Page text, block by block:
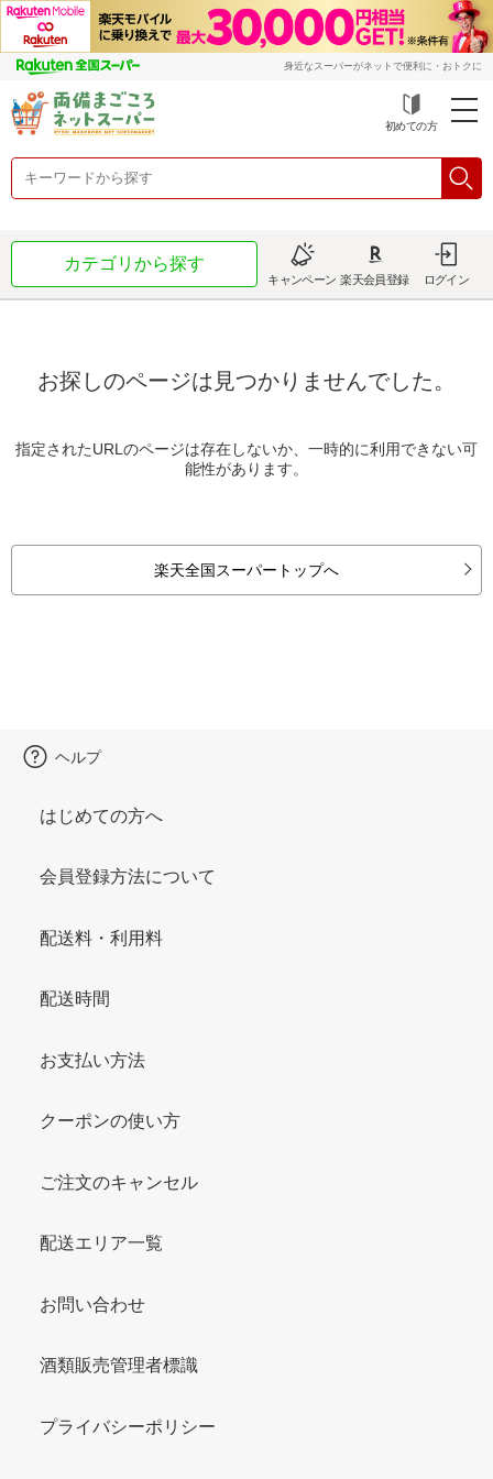
身近なスーパーがネットで便利に・おトクに
初めての方
カテゴリから探す
キャンペーン 楽天会員登録 ログイン
お探しのページは見つかりませんでした。
指定されたURLのページは存在しないか、一時的に利用できない可
能性があります。
楽天全国スーパートップへ
ヘルプ
はじめての方へ
会員登録方法について
配送料・利用料
配送時間
お支払い方法
クーポンの使い方
ご注文のキャンセル
配送エリア一覧
お問い合わせ
酒類販売管理者標識
プライバシーポリシー